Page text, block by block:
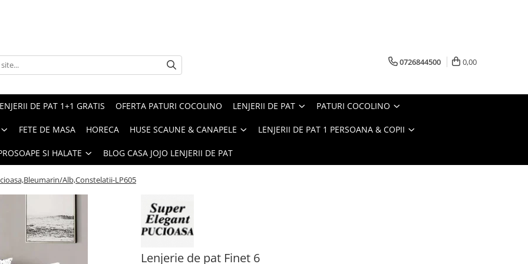
0726844500 0,00
DE PAT 1+1 GRATIS OFERTA PATURI COCOLINO LENJERII DE PAT PATURI COCOLINO
FETE DE MASA HORECA HUSE SCAUNE & CANAPELE LENJERII DE PAT 1 PERSOANA & COPII
SI HALATE BLOG CASA JOJO LENJERII DE PAT
Alb,Constelatii-LP605
Lenjerie de pat Finet 6